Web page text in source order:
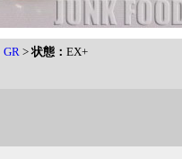
GR >状態： EX+